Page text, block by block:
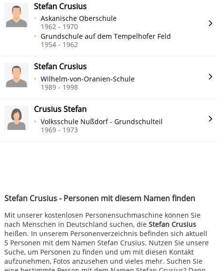
Stefan Crusius - Personen mit diesem Namen finden
Mit unserer kostenlosen Personensuchmaschine können Sie
nach Menschen in Deutschland suchen, die Stefan Crusius
heißen. In unserem Personenverzeichnis befinden sich aktuell
5 Personen mit dem Namen Stefan Crusius. Nutzen Sie unsere
Suche, um Personen zu finden und um mit diesen Kontakt
aufzunehmen, Fotos anzusehen und vieles mehr. Suchen Sie
Stefan Crusius
Askanische Oberschule
1962 - 1970
Grundschule auf dem Tempelhofer Feld
1954 - 1962
Stefan Crusius
Wilhelm-von-Oranien-Schule
1989 - 1998
Crusius Stefan
Volksschule Nußdorf - Grundschulteil
1969 - 1973